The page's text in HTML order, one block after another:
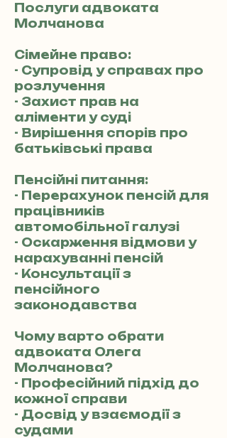
Послуги адвоката
Молчанова
Сімейне право:
- Супровід у справах про
розлучення
- Захист прав на
аліменти у суді
- Вирішення спорів про
батьківські права
Пенсійні питання:
- Перерахунок пенсій для
працівників
автомобільної галузі
- Оскарження відмови у
нарахуванні пенсій
- Консультації з
пенсійного
законодавства
Чому варто обрати
адвоката Олега
Молчанова?
- Професійний підхід до
кожної справи
- Досвід у взаємодії з
судами